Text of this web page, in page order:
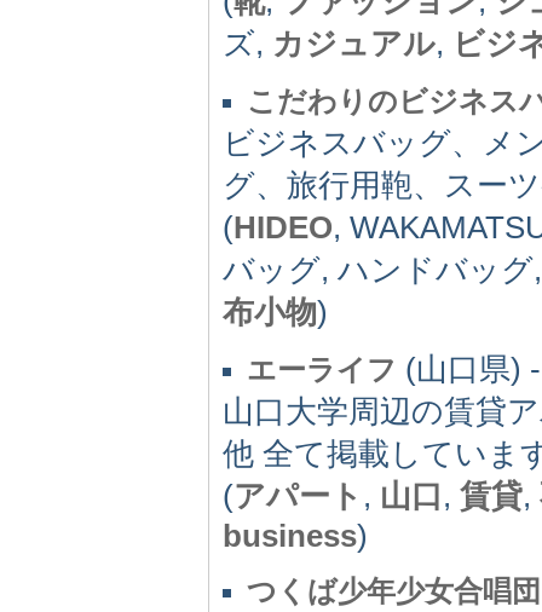
ズ, カジュアル, ビジ
こだわりのビジネス
ビジネスバッグ、メ
グ、旅行用鞄、スー
(HIDEO,
バッグ, ハンドバッ
布小物)
エーライフ (山口県) -
山口大学周辺の賃貸
他 全て掲載していま
(アパート , 山口, 賃貸,
business)
つくば少年少女合唱団